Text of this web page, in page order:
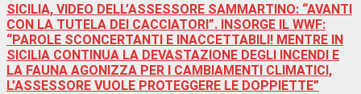
SICILIA, VIDEO DELL’ASSESSORE SAMMARTINO: “AVANTI
CON LA TUTELA DEI CACCIATORI”. INSORGE IL WWF:
“PAROLE SCONCERTANTI E INACCETTABILI! MENTRE IN
SICILIA CONTINUA LA DEVASTAZIONE DEGLI INCENDI E
LA FAUNA AGONIZZA PER I CAMBIAMENTI CLIMATICI,
L’ASSESSORE VUOLE PROTEGGERE LE DOPPIETTE”